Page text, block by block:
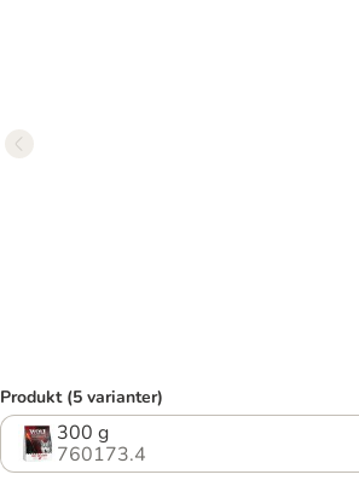
Produkt (5 varianter)
300 g
760173.4